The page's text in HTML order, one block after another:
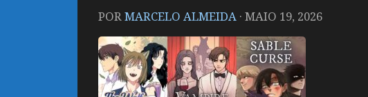
PORMARCELO ALMEIDA · MAIO 19, 2026